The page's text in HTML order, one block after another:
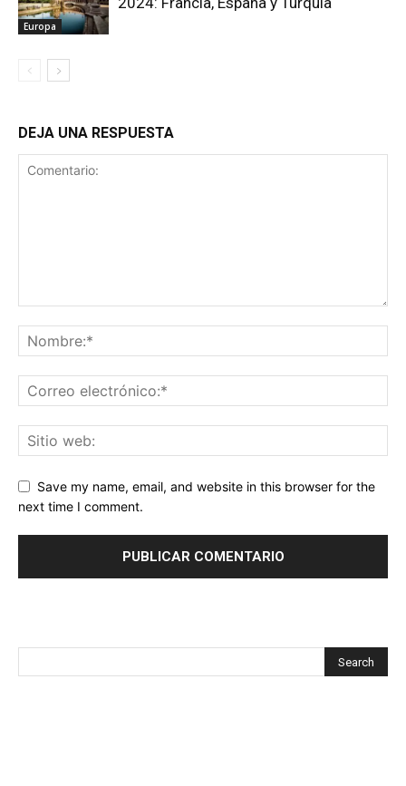
Europa
DEJA UNA RESPUESTA
Save my name, email, and website in this browser for the
next time I comment.